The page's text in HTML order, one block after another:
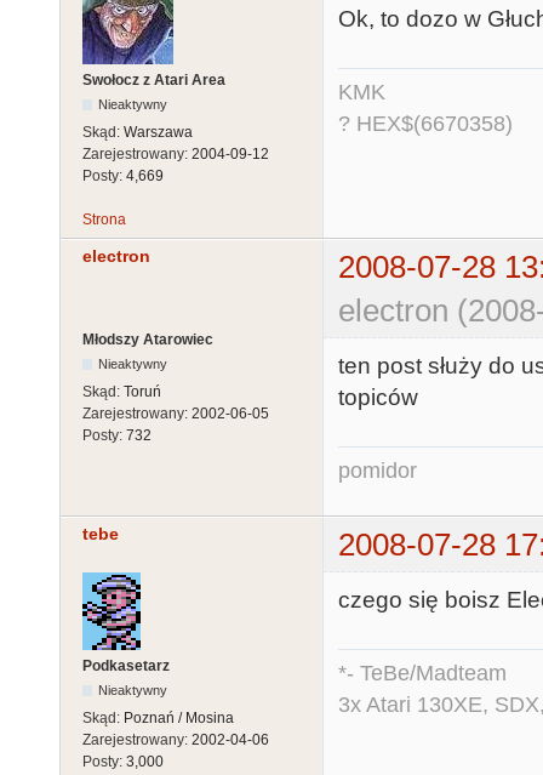
Swołocz z Atari Area
Nieaktywny
Skąd: Warszawa
Zarejestrowany: 2004-09-12
Posty: 4,669
Ok, to dozo w
KMK
? HEX$(6670358)
Strona
electron
2008-07-28
electron
Młodszy Atarowiec
Nieaktywny
Skąd: Toruń
Zarejestrowany: 2002-06-05
Posty: 732
ten post służy do
topiców
pomidor
tebe 2008-07-28
Podkasetarz
Nieaktywny
Skąd: Poznań / Mosina
Zarejestrowany: 2002-04-06
Posty: 3,000
czego się boisz
*- TeBe/Madteam
3x Atari 130XE,